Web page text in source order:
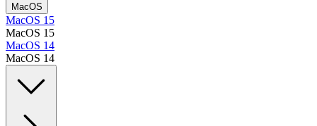
MacOS
MacOS 15
MacOS 15
MacOS 14
MacOS 14